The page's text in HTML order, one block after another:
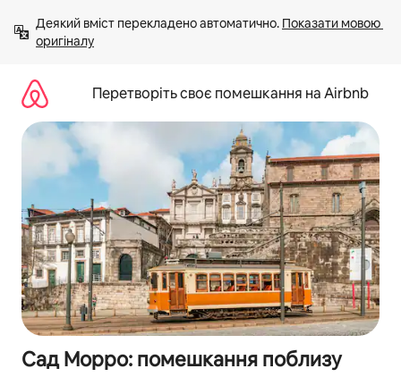
вмісту
Деякий вміст перекладено автоматично. Показати мовою
оригіналу
Перетворіть своє помешкання на Airbnb
Сад Морро: помешкання поблизу